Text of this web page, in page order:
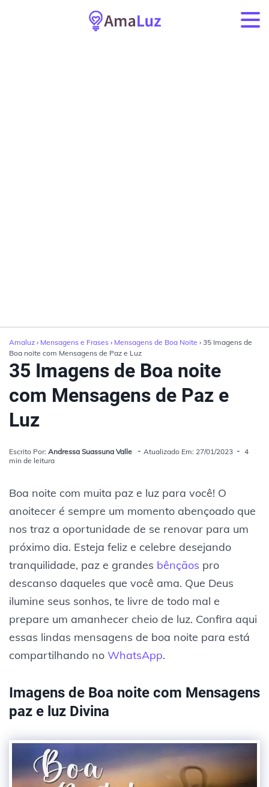
Amaluz › Mensagens e Frases › Mensagens de Boa Noite › 35 Imagens de
Boa noite com Mensagens de Paz e Luz
35 Imagens de Boa noite
com Mensagens de Paz e
Luz
Escrito Por: Andressa Suassuna Valle Atualizado Em: 27/01/2023
4
min de leitura
Boa noite com muita paz e luz para você! O
anoitecer é sempre um momento abençoado que
nos traz a oportunidade de se renovar para um
próximo dia. Esteja feliz e celebre desejando
tranquilidade, paz e grandes bênçãos pro
descanso daqueles que você ama. Que Deus
ilumine seus sonhos, te livre de todo mal e
prepare um amanhecer cheio de luz. Confira aqui
essas lindas mensagens de boa noite para está
compartilhando no WhatsApp.
Imagens de Boa noite com Mensagens
paz e luz Divina